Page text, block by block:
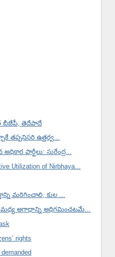
బీజేపీ, తెదేపాదే
తప్పనిసరి ఉత్తర్వ...
పార్టీలు: సురేంద్ర...
Utilization of Nirbhaya...
మరిగించాలి, కుల ...
అగాధాన్ని అధిగమించటమే...
rights